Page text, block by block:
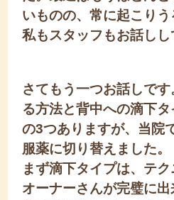
いものの、常に起こり
私もスタッフもお話しし
さてもう一つお話しです
る方法と背中への滴下
の3つありますが、当院
服薬に切り替えました。
まず滴下タイプは、テ
オーナーさんが完璧に